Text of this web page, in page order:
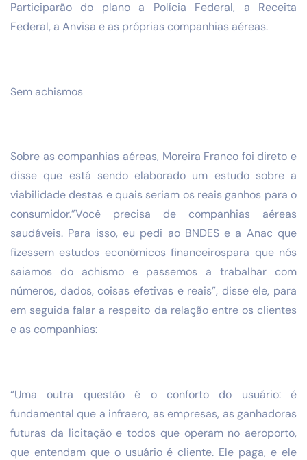
Participarão do plano a Polícia Federal, a Receita
Federal, a Anvisa e as próprias companhias aéreas.
Sem achismos
Sobre as companhias aéreas, Moreira Franco foi direto e
disse que está sendo elaborado um estudo sobre a
viabilidade destas e quais seriam os reais ganhos para o
consumidor.”Você precisa de companhias aéreas
saudáveis. Para isso, eu pedi ao BNDES e a Anac que
fizessem estudos econômicos financeirospara que nós
saiamos do achismo e passemos a trabalhar com
números, dados, coisas efetivas e reais”, disse ele, para
em seguida falar a respeito da relação entre os clientes
e as companhias:
“Uma outra questão é o conforto do usuário: é
fundamental que a infraero, as empresas, as ganhadoras
futuras da licitação e todos que operam no aeroporto,
que entendam que o usuário é cliente. Ele paga, e ele